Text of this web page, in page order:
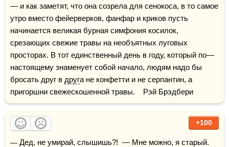
— и как заметят, что она созрела для сенокоса, в то самое
утро вместо фейерверков, фанфар и криков пусть
начинается великая бурная симфония косилок,
срезающих свежие травы на необъятных луговых
просторах. В тот единственный день в году, который по—
настоящему знаменует собой начало, людям надо бы
бросать друг в друга не конфетти и не серпантин, а
пригоршни свежескошенной травы.    Рэй Брэдбери
+100
— Дед, не умирай, слышишь?!  — Мне можно, я старый.